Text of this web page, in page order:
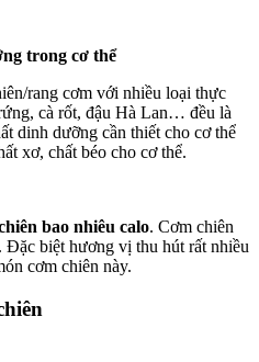
trong cơ thể
rang cơm với nhiều loại thực
cà rốt, đậu Hà Lan… đều là
dinh dưỡng cần thiết cho cơ thể
xơ, chất béo cho cơ thể.
bao nhiêu calo. Cơm chiên
Đặc biệt hương vị thu hút rất nhiều
cơm chiên này.